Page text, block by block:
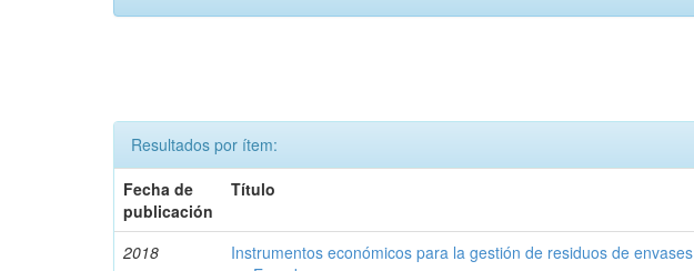
Resultados por ítem:
Fecha de
publicación
Título
2018
Instrumentos económicos para la gestión de residuos de envases